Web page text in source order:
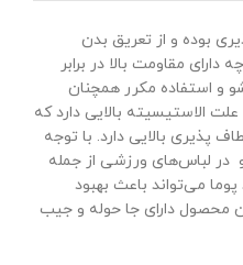
بوده و از تعریق بدن
مقاومت بالا در برابر
استفاده مکرر همچنان
الاستیسیته بالایی دارد که
پذیری بالایی دارد. با توجه
در لباس‌های ورزشی از جمله
می‌تواند باعث بهبود
محصول دارای جا حوله و جیب